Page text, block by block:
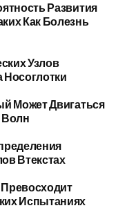
Развития
Как Болезнь
Узлов
Может Двигаться
Волн
Втекстах
Испытаниях